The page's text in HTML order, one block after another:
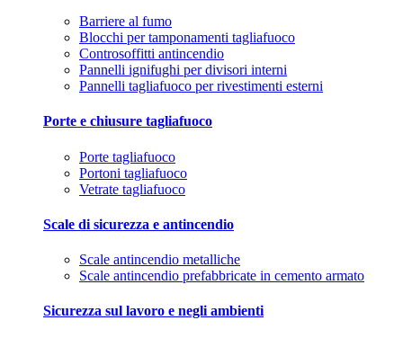
Barriere al fumo
Blocchi per tamponamenti tagliafuoco
Controsoffitti antincendio
Pannelli ignifughi per divisori interni
Pannelli tagliafuoco per rivestimenti esterni
Porte e chiusure tagliafuoco
Porte tagliafuoco
Portoni tagliafuoco
Vetrate tagliafuoco
Scale di sicurezza e antincendio
Scale antincendio metalliche
Scale antincendio prefabbricate in cemento armato
Sicurezza sul lavoro e negli ambienti